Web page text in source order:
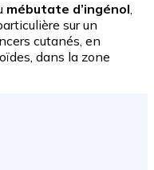
mébutate d’ingénol,
sur un
cutanés, en
dans la zone